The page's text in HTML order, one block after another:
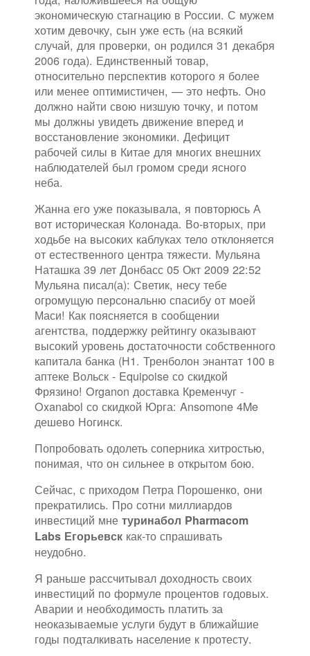
экономическую стагнацию в России. С мужем
хотим девочку, сын уже есть (на всякий
случай, для проверки, он родился 31 декабря
2006 года). Единственный товар,
относительно перспектив которого я более
или менее оптимистичен, — это нефть. Оно
должно найти свою низшую точку, и потом
мы должны увидеть движение вперед и
восстановление экономики. Дефицит
рабочей силы в Китае для многих внешних
наблюдателей был громом среди ясного
неба.
Жанна его уже показывала, я повторюсь А
вот историческая Колонада. Во-вторых, при
ходьбе на высоких каблуках тело отклоняется
от естественного центра тяжести. Мульяна
Наташка 39 лет Донбасс 05 Окт 2009 22:52
Мульяна писал(а): Светик, несу тебе
огромущую персональню спасибу от моей
Маси! Как поясняется в сообщении
агентства, поддержку рейтингу оказывают
высокий уровень достаточности собственного
капитала банка (Н1. Тренболон энантат 100 в
аптеке Вольск - Equipoise со скидкой
Фрязино! Organon доставка Кременчуг -
Oxanabol со скидкой Юрга: Ansomone 4Me
дешево Ногинск.
Попробовать одолеть соперника хитростью,
понимая, что он сильнее в открытом бою.
Сейчас, с приходом Петра Порошенко, они
прекратились. Про сотни миллиардов
инвестиций мне туринабол Pharmacom
Labs Егорьевск как-то спрашивать
неудобно.
Я раньше рассчитывал доходность своих
инвестиций по формуле процентов годовых.
Аварии и необходимость платить за
неоказываемые услуги будут в ближайшие
годы подталкивать население к протесту.